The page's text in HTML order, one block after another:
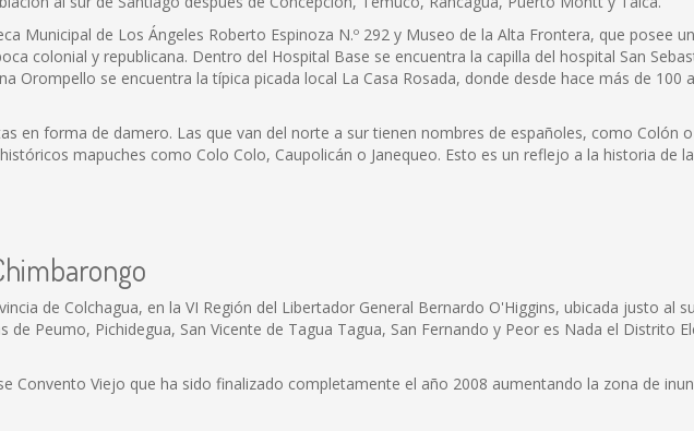
Municipal de Los Ángeles Roberto Espinoza N.º 292 y Museo de la Alta Frontera, que posee
colonial y republicana. Dentro del Hospital Base se encuentra la capilla del hospital San
Orompello se encuentra la típica picada local La Casa Rosada, donde desde hace más de 100
en forma de damero. Las que van del norte a sur tienen nombres de españoles, como Colón
mapuches como Colo Colo, Caupolicán o Janequeo. Esto es un reflejo a la historia de
de Colchagua, en la VI Región del Libertador General Bernardo O'Higgins, ubicada justo al
Peumo, Pichidegua, San Vicente de Tagua Tagua, San Fernando y Peor es Nada el Distrito
Convento Viejo que ha sido finalizado completamente el año 2008 aumentando la zona de